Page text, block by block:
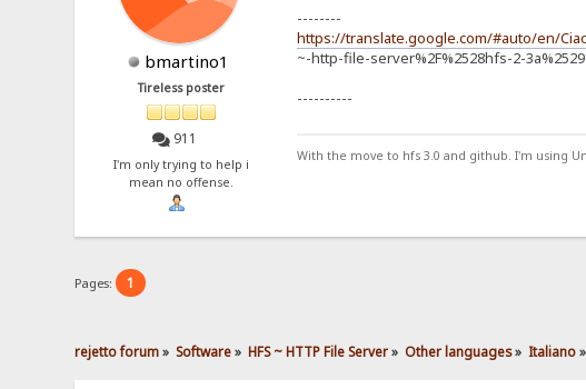
bmartino1
Tireless poster
911
I'm only trying to help i
mean no offense.
--------
https://translate.google.com/#auto/en/
~-http-file-server%2F%2528hfs-2-
----------
With the move to hfs 3.0 and github. I'm using
Pages: 1
rejetto forum» Software» HFS ~ HTTP File Server» Other languages» Italiano»